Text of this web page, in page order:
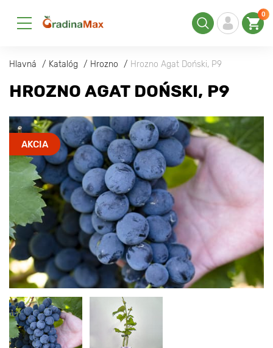
0
Hlavná Katalóg Hrozno Hrozno Agat Doński, Р9
HROZNO AGAT DOŃSKI, Р9
AKCIA